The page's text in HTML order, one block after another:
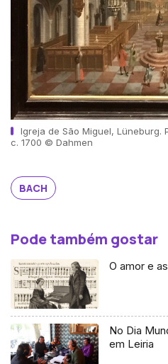
Igreja de São Miguel, Lüneburg.
c. 1700 © Dahmen
BACH
Pode também gostar
O amor e
No Dia
em Leiria